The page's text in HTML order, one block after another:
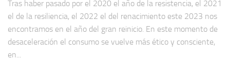
Tras haber pasado por el 2020 el año de la resistencia, el 2021
el de la resiliencia, el 2022 el del renacimiento este 2023 nos
encontramos en el año del gran reinicio. En este momento de
desaceleración el consumo se vuelve más ético y consciente,
en...